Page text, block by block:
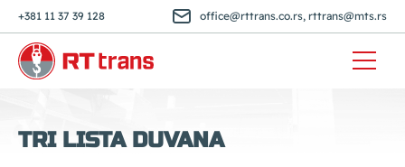
+381 11 37 39 128 office@rttrans.co.rs, rttrans@mts.rs
TRI LISTA DUVANA